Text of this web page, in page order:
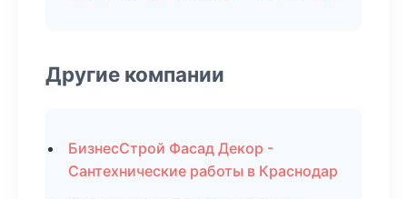
Другие компании
БизнесСтрой Фасад Декор -
Сантехнические работы в Краснодар